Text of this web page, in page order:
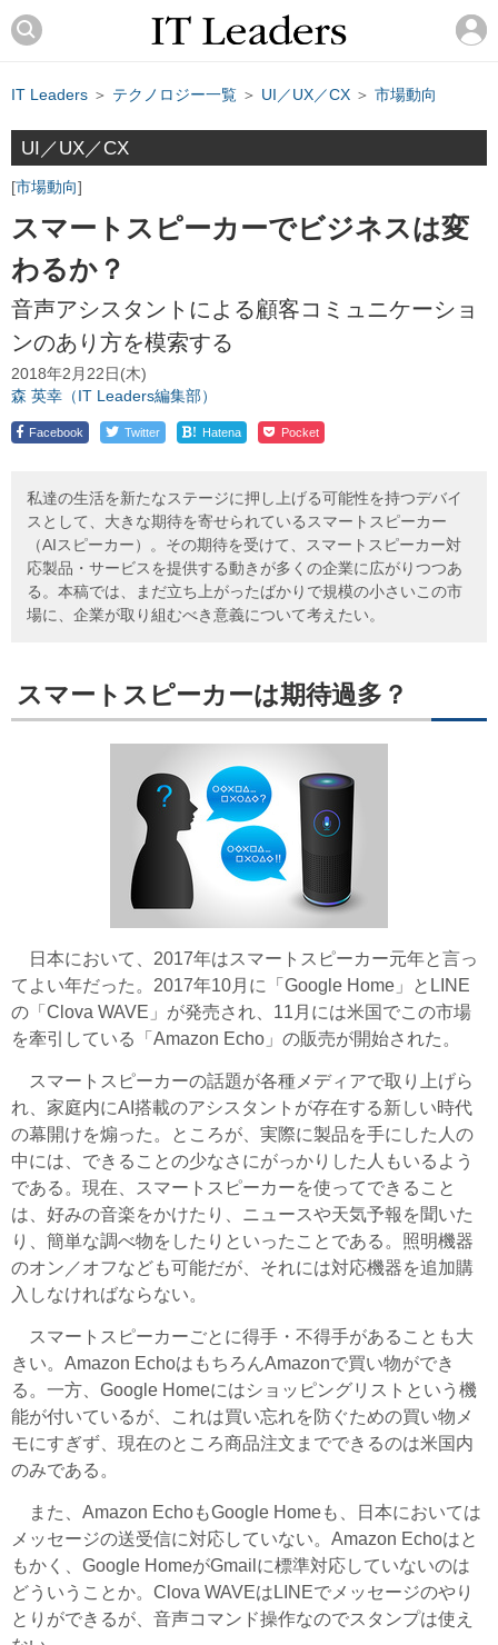
IT Leaders ＞ テクノロジー一覧 ＞ UI／UX／CX ＞ 市場動向
UI／UX／CX
市場動向
スマートスピーカーでビジネスは変
わるか？
音声アシスタントによる顧客コミュニケーショ
ンのあり方を模索する
2018年2月22日(木)
森 英幸（IT Leaders編集部）
Facebook Twitter ! Hatena Pocket
私達の生活を新たなステージに押し上げる可能性を持つデバイ
スとして、大きな期待を寄せられているスマートスピーカー
（AIスピーカー）。その期待を受けて、スマートスピーカー対
応製品・サービスを提供する動きが多くの企業に広がりつつあ
る。本稿では、まだ立ち上がったばかりで規模の小さいこの市
場に、企業が取り組むべき意義について考えたい。
スマートスピーカーは期待過多？
日本において、2017年はスマートスピーカー元年と言っ
てよい年だった。2017年10月に「Google Home」とLINE
の「Clova WAVE」が発売され、11月には米国でこの市場
を牽引している「Amazon Echo」の販売が開始された。
スマートスピーカーの話題が各種メディアで取り上げら
れ、家庭内にAI搭載のアシスタントが存在する新しい時代
の幕開けを煽った。ところが、実際に製品を手にした人の
中には、できることの少なさにがっかりした人もいるよう
である。現在、スマートスピーカーを使ってできること
は、好みの音楽をかけたり、ニュースや天気予報を聞いた
り、簡単な調べ物をしたりといったことである。照明機器
のオン／オフなども可能だが、それには対応機器を追加購
入しなければならない。
スマートスピーカーごとに得手・不得手があることも大
きい。Amazon EchoはもちろんAmazonで買い物ができ
る。一方、Google Homeにはショッピングリストという機
能が付いているが、これは買い忘れを防ぐための買い物メ
モにすぎず、現在のところ商品注文までできるのは米国内
のみである。
また、Amazon EchoもGoogle Homeも、日本においては
メッセージの送受信に対応していない。Amazon Echoはと
もかく、Google HomeがGmailに標準対応していないのは
どういうことか。Clova WAVEはLINEでメッセージのやり
とりができるが、音声コマンド操作なのでスタンプは使え